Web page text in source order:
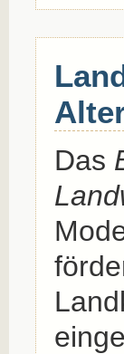
Das